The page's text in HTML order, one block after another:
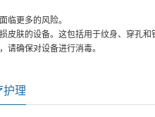
临更多的风险。
皮肤的设备。这包括用于纹身、穿孔和
请确保对设备进行消毒。
护理